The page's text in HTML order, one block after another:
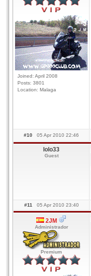
Joined: April 2008
Posts: 3801
Location: Malaga
#10 05 Apr 2010 22:46
lolo33
Guest
#11 05 Apr 2010 23:40
2JM
Administrador
Premium